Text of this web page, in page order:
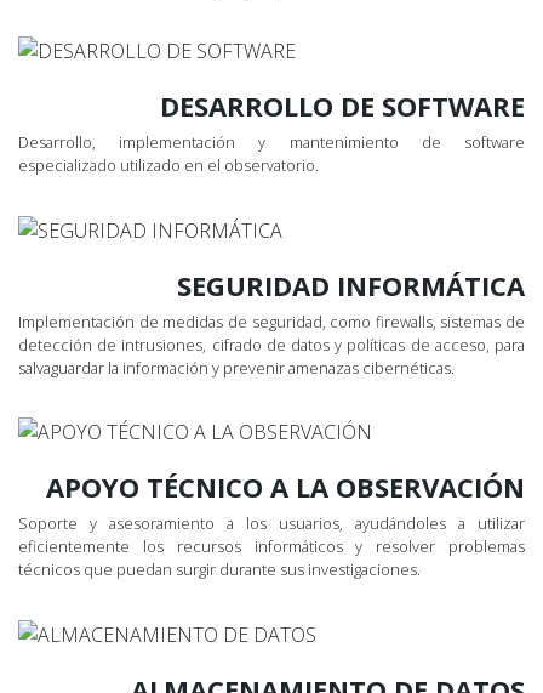
DESARROLLO DE SOFTWARE
Desarrollo, implementación y mantenimiento de software
especializado utilizado en el observatorio.
SEGURIDAD INFORMÁTICA
Implementación de medidas de seguridad, como firewalls, sistemas de
detección de intrusiones, cifrado de datos y políticas de acceso, para
salvaguardar la información y prevenir amenazas cibernéticas.
APOYO TÉCNICO A LA OBSERVACIÓN
Soporte y asesoramiento a los usuarios, ayudándoles a utilizar
eficientemente los recursos informáticos y resolver problemas
técnicos que puedan surgir durante sus investigaciones.